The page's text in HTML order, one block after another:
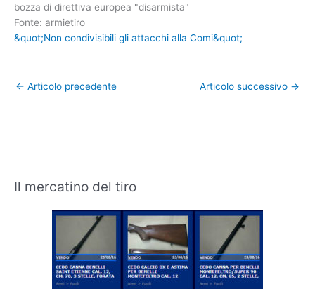
bozza di direttiva europea "disarmista"
Fonte: armietiro
&quot;Non condivisibili gli attacchi alla Comi&quot;
← Articolo precedente Articolo successivo →
Il mercatino del tiro